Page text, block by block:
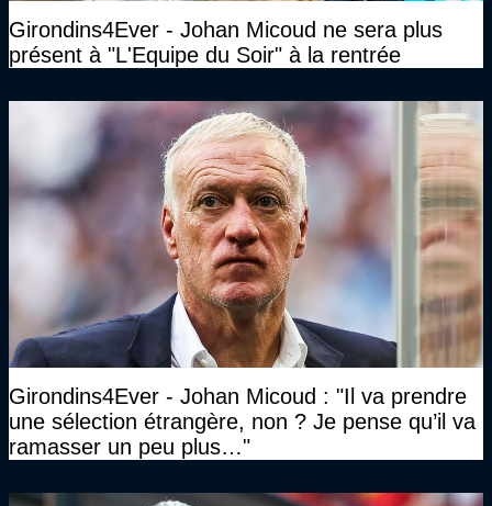
Girondins4Ever - Johan Micoud ne sera plus
présent à "L'Equipe du Soir" à la rentrée
Girondins4Ever - Johan Micoud : "Il va prendre
une sélection étrangère, non ? Je pense qu’il va
ramasser un peu plus…"